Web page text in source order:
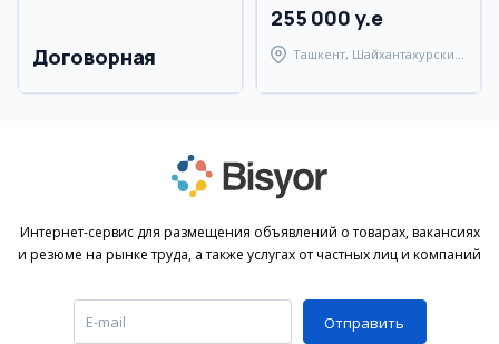
Договорная
255 000 y.e
Ташкент, Шайхантахурский
Интернет-сервис для размещения объявлений о товарах, вакансиях
и резюме на рынке труда, а также услугах от частных лиц и компаний
Отправить